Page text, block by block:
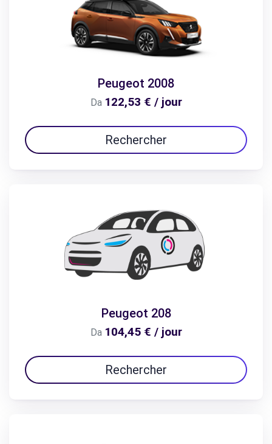
Peugeot 2008
Da 122,53 € / jour
Rechercher
Peugeot 208
Da 104,45 € / jour
Rechercher